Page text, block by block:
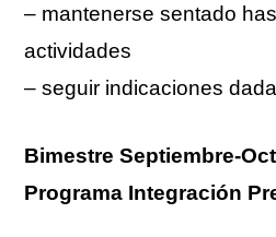
– mantenerse sentado
actividades
– seguir indicaciones
Bimestre Septiembre-
Programa Integración